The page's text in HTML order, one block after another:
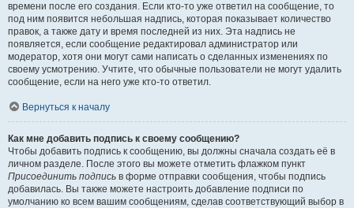
времени после его создания. Если кто-то уже ответил на сообщение, то
под ним появится небольшая надпись, которая показывает количество
правок, а также дату и время последней из них. Эта надпись не
появляется, если сообщение редактировал администратор или
модератор, хотя они могут сами написать о сделанных изменениях по
своему усмотрению. Учтите, что обычные пользователи не могут удалить
сообщение, если на него уже кто-то ответил.
Вернуться к началу
Как мне добавить подпись к своему сообщению?
Чтобы добавить подпись к сообщению, вы должны сначала создать её в
личном разделе. После этого вы можете отметить флажком пункт
Присоединить подпись в форме отправки сообщения, чтобы подпись
добавилась. Вы также можете настроить добавление подписи по
умолчанию ко всем вашим сообщениям, сделав соответствующий выбор в